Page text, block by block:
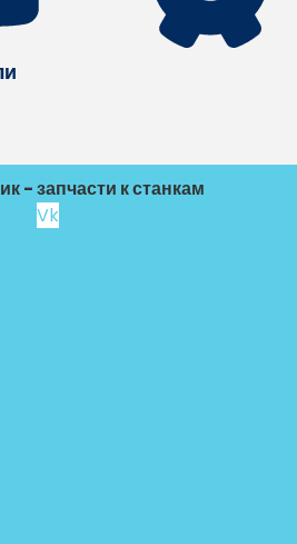
- запчасти к станкам
Vk